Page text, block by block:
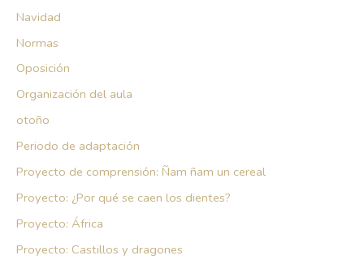
Navidad
Normas
Oposición
Organización del aula
otoño
Periodo de adaptación
Proyecto de comprensión: Ñam ñam un cereal
Proyecto: ¿Por qué se caen los dientes?
Proyecto: África
Proyecto: Castillos y dragones